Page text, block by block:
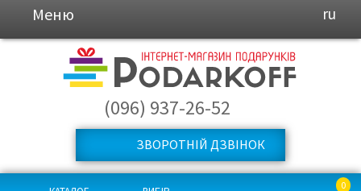
Меню ru
(096) 937-26-52
ЗВОРОТНІЙ ДЗВІНОК
0